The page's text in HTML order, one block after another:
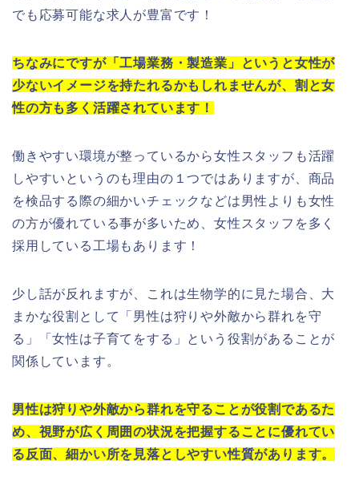
でも応募可能な求人が豊富です！
ちなみにですが「工場業務・製造業」というと女性が
少ないイメージを持たれるかもしれませんが、割と女
性の方も多く活躍されています！
働きやすい環境が整っているから女性スタッフも活躍
しやすいというのも理由の１つではありますが、商品
を検品する際の細かいチェックなどは男性よりも女性
の方が優れている事が多いため、女性スタッフを多く
採用している工場もあります！
少し話が反れますが、これは生物学的に見た場合、大
まかな役割として「男性は狩りや外敵から群れを守
る」「女性は子育てをする」という役割があることが
関係しています。
男性は狩りや外敵から群れを守ることが役割であるた
め、視野が広く周囲の状況を把握することに優れてい
る反面、細かい所を見落としやすい性質があります。